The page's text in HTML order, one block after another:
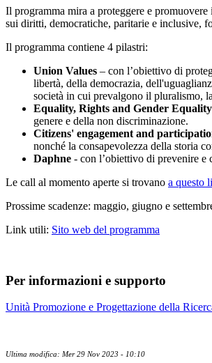
Il programma mira a proteggere e
sui diritti, democratiche, paritarie e inclusive,
Il programma contiene 4 pilastri:
Union Values – con l’obiettivo di
libertà, della democrazia,
società in cui prevalgono il pluralismo,
Equality, Rights and Gender Equality
genere e della non discriminazione.
Citizens' engagement and
nonché la consapevolezza della storia
Daphne - con l’obiettivo di prevenire e
Le call al momento aperte si trovano a questo
Prossime scadenze: maggio, giugno e
Link utili: Sito web del programma
Per informazioni e supporto
Unità Promozione e Progettazione della
Ultima modifica: Mer 29 Nov 2023 - 10:10